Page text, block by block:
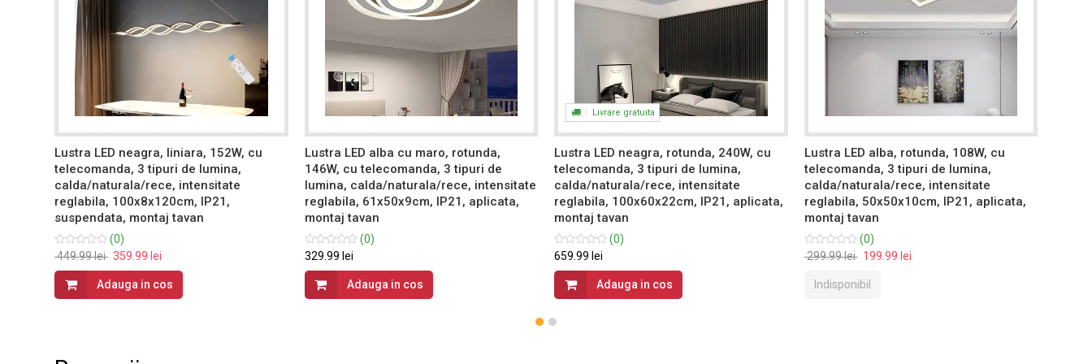
Lustra LED neagra, liniara, 152W, cu
telecomanda, 3 tipuri de lumina,
calda/naturala/rece, intensitate
reglabila, 100x8x120cm, IP21,
suspendata, montaj tavan
(0)
449.99 lei 359.99 lei
Adauga in cos
Lustra LED alba cu maro, rotunda,
146W, cu telecomanda, 3 tipuri de
lumina, calda/naturala/rece, intensitate
reglabila, 61x50x9cm, IP21, aplicata,
montaj tavan
(0)
329.99 lei
Adauga in cos
Livrare gratuita
Lustra LED neagra, rotunda, 240W, cu
telecomanda, 3 tipuri de lumina,
calda/naturala/rece, intensitate
reglabila, 100x60x22cm, IP21, aplicata,
montaj tavan
(0)
659.99 lei
Adauga in cos
Lustra LED alba, rotunda, 108W, cu
telecomanda, 3 tipuri de lumina,
calda/naturala/rece, intensitate
reglabila, 50x50x10cm, IP21, aplicata,
montaj tavan
(0)
299.99 lei 199.99 lei
Indisponibil